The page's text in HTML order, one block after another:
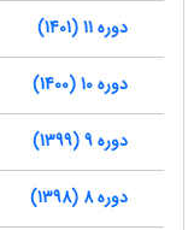
دوره 11 (1401)
دوره 10 (1400)
دوره 9 (1399)
دوره 8 (1398)